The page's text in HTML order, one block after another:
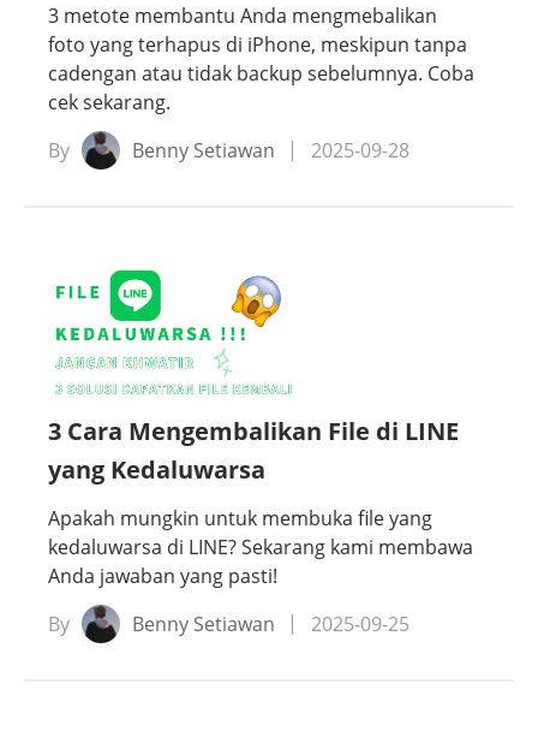
3 metote membantu Anda mengmebalikan
foto yang terhapus di iPhone, meskipun tanpa
cadengan atau tidak backup sebelumnya. Coba
cek sekarang.
By
Benny Setiawan 2025-09-28
3 Cara Mengembalikan File di LINE
yang Kedaluwarsa
Apakah mungkin untuk membuka file yang
kedaluwarsa di LINE? Sekarang kami membawa
Anda jawaban yang pasti!
By
Benny Setiawan 2025-09-25